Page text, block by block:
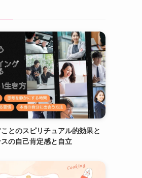
とのスピリチュアル的効果と
の自己肯定感と自立